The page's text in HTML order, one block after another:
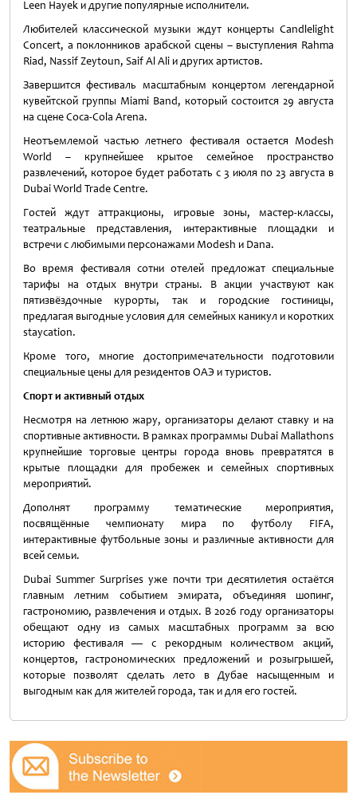
Leen Hayek и другие популярные исполнители.
Любителей классической музыки ждут концерты Candlelight
Concert, а поклонников арабской сцены – выступления Rahma
Riad, Nassif Zeytoun, Saif Al Ali и других артистов.
Завершится фестиваль масштабным концертом легендарной
кувейтской группы Miami Band, который состоится 29 августа
на сцене Coca-Cola Arena.
Неотъемлемой частью летнего фестиваля остается Modesh
World – крупнейшее крытое семейное пространство
развлечений, которое будет работать с 3 июля по 23 августа в
Dubai World Trade Centre.
Гостей ждут аттракционы, игровые зоны, мастер-классы,
театральные представления, интерактивные площадки и
встречи с любимыми персонажами Modesh и Dana.
Во время фестиваля сотни отелей предложат специальные
тарифы на отдых внутри страны. В акции участвуют как
пятизвёздочные курорты, так и городские гостиницы,
предлагая выгодные условия для семейных каникул и коротких
staycation.
Кроме того, многие достопримечательности подготовили
специальные цены для резидентов ОАЭ и туристов.
Спорт и активный отдых
Несмотря на летнюю жару, организаторы делают ставку и на
спортивные активности. В рамках программы Dubai Mallathons
крупнейшие торговые центры города вновь превратятся в
крытые площадки для пробежек и семейных спортивных
мероприятий.
Дополнят программу тематические мероприятия,
посвящённые чемпионату мира по футболу FIFA,
интерактивные футбольные зоны и различные активности для
всей семьи.
Dubai Summer Surprises уже почти три десятилетия остаётся
главным летним событием эмирата, объединяя шопинг,
гастрономию, развлечения и отдых. В 2026 году организаторы
обещают одну из самых масштабных программ за всю
историю фестиваля — с рекордным количеством акций,
концертов, гастрономических предложений и розыгрышей,
которые позволят сделать лето в Дубае насыщенным и
выгодным как для жителей города, так и для его гостей.